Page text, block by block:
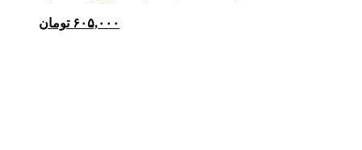
۶۰۵,۰۰۰ تومان